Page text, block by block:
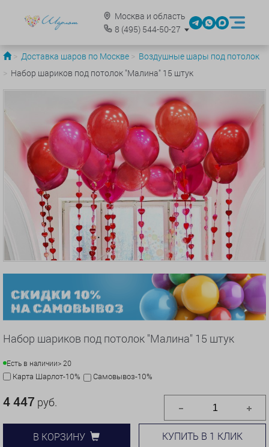
Москва и область
8 (495)544-50-27
Доставка шаров по Москве
Воздушные шары под потолок
Набор шариков под потолок "Малина" 15 штук
Набор шариков под потолок "Малина" 15 штук
Есть в наличии> 20
Карта Шарлот-10% Самовывоз-10%
4 447 руб.
В КОРЗИНУ КУПИТЬ В 1 КЛИК